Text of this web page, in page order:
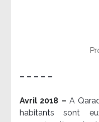
– – – – –
Avril 2018 –A
habitants sont